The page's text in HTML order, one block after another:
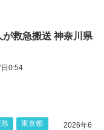
が救急搬送 神奈川県
0:54
東京都 2026年6